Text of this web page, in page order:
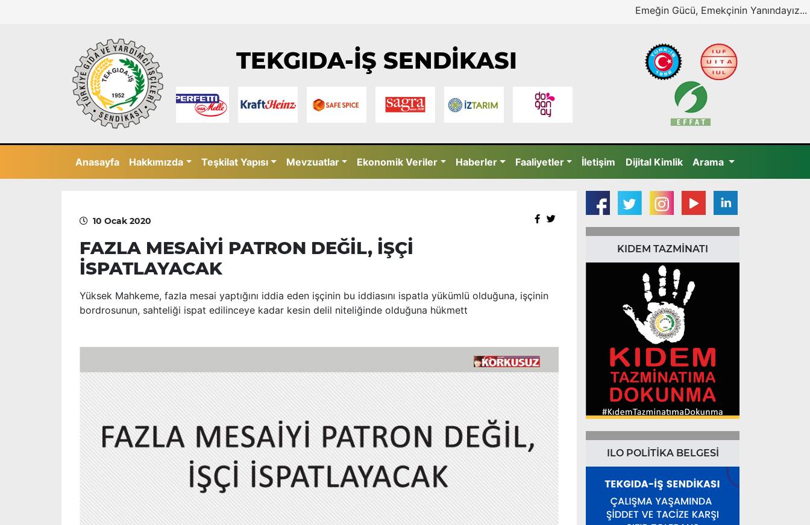
Emeğin Gücü, Emekçinin Yanındayız...
TEKGIDA-İŞ SENDİKASI
Anasayfa Hakkımızda Teşkilat Yapısı Mevzuatlar Ekonomik Veriler Haberler Faaliyetler İletişim Dijital Kimlik Arama
10 Ocak 2020
FAZLA MESAİYİ PATRON DEĞİL, İŞÇİ
İSPATLAYACAK
Yüksek Mahkeme, fazla mesai yaptığını iddia eden işçinin bu iddiasını ispatla yükümlü olduğuna, işçinin
bordrosunun, sahteliği ispat edilinceye kadar kesin delil niteliğinde olduğuna hükmett
KIDEM TAZMİNATI
ILO POLİTİKA BELGESİ